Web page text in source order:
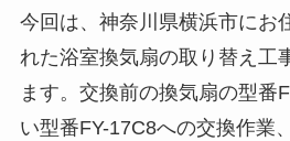
今回は、神奈川県横浜市にお
れた浴室換気扇の取り替え工
ます。交換前の換気扇の型番
い型番FY-17C8への交換作業